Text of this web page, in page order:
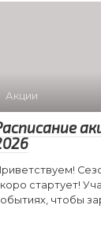
Акции
стартует!
чтобы